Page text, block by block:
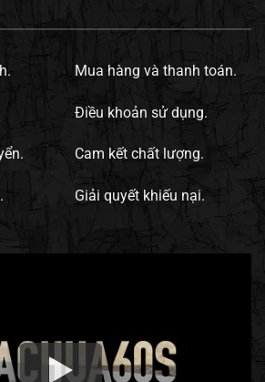
Mua hàng và thanh toán.
Điều khoản sử dụng.
Cam kết chất lượng.
Giải quyết khiếu nại.